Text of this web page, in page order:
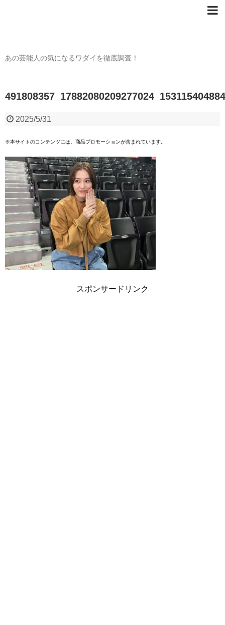
あの芸能人の気になるワダイを徹底調査！
2025/5/31
※本サイトのコンテンツには、商品プロモーションが含まれています。
スポンサードリンク